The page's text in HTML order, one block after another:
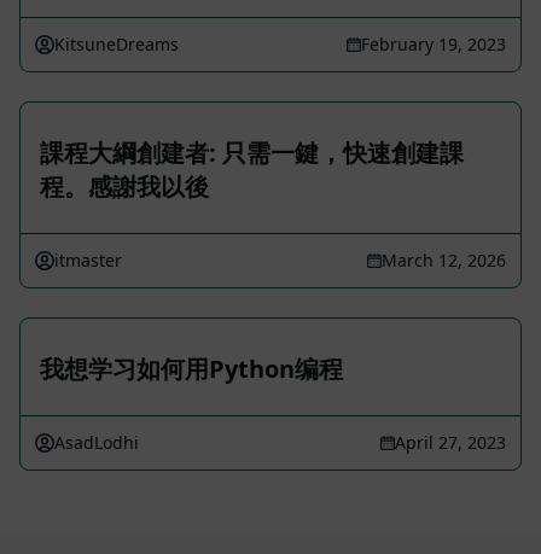
KitsuneDreams February 19, 2023
課程大綱創建者: 只需一鍵，快速創建課
程。感謝我以後
itmaster March 12, 2026
我想学习如何用Python编程
AsadLodhi April 27, 2023